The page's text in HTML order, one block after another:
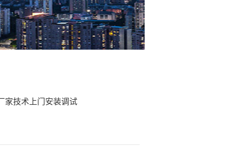
家技术上门安装调试